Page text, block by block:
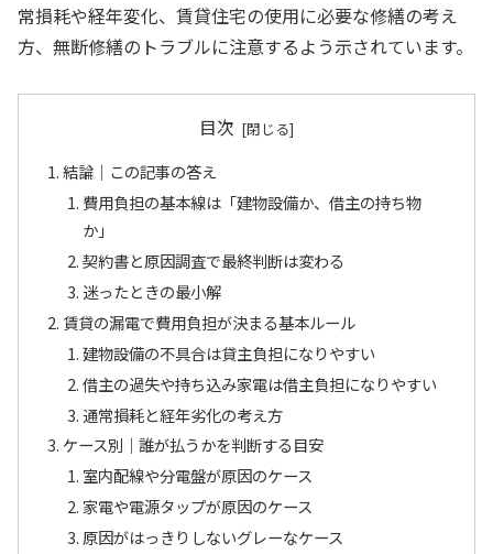
常損耗や経年変化、賃貸住宅の使用に必要な修繕の考え
方、無断修繕のトラブルに注意するよう示されています。
目次
結論｜この記事の答え
費用負担の基本線は「建物設備か、借主の持ち物
か」
契約書と原因調査で最終判断は変わる
迷ったときの最小解
賃貸の漏電で費用負担が決まる基本ルール
建物設備の不具合は貸主負担になりやすい
借主の過失や持ち込み家電は借主負担になりやすい
通常損耗と経年劣化の考え方
ケース別｜誰が払うかを判断する目安
室内配線や分電盤が原因のケース
家電や電源タップが原因のケース
原因がはっきりしないグレーなケース